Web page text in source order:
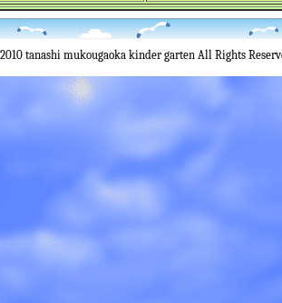
tanashi mukougaoka kinder garten All Rights